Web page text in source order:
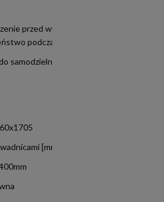
przed wysunięciem się blach -
podczas transportu
samodzielnego montażu
[mm]: 85